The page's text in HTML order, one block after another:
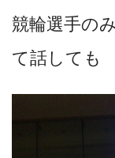
競輪選手の
て話しても